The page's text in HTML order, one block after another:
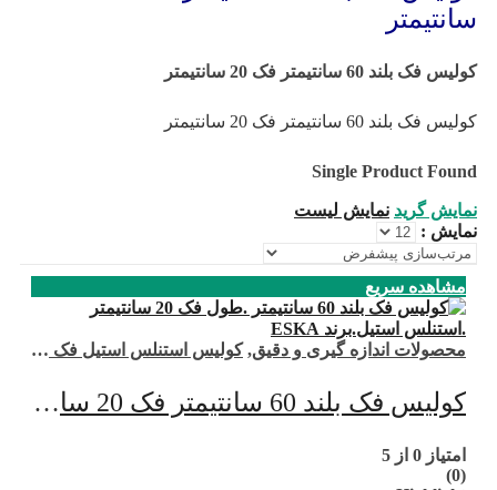
سانتیمتر
کولیس فک بلند 60 سانتیمتر فک 20 سانتیمتر
کولیس فک بلند 60 سانتیمتر فک 20 سانتیمتر
Single Product Found
نمایش گرید نمایش لیست
نمایش :
مشاهده سریع
محصولات اندازه گیری و دقیق,کولیس استنلس استیل فک بلند
کولیس فک بلند 60 سانتیمتر فک 20 سانتیمتر
امتیاز 0 از 5
(0)